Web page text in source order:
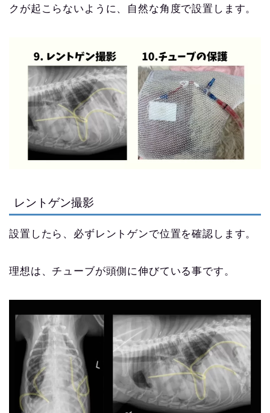
クが起こらないように、自然な角度で設置します。
レントゲン撮影
設置したら、必ずレントゲンで位置を確認します。
理想は、チューブが頭側に伸びている事です。